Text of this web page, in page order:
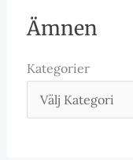
Ämnen
Kategorier